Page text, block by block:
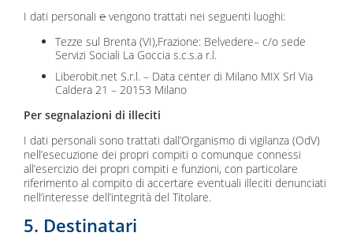
I dati personalievengono trattati nei seguenti luoghi:
Tezze sul Brenta (VI),Frazione: Belvedere– c/o sede
Servizi Sociali La Goccia s.c.s.a r.l.
Liberobit.net S.r.l. – Data center di Milano MIX Srl Via
Caldera 21 – 20153 Milano
Per segnalazioni di illeciti
I dati personali sono trattati dall’Organismo di vigilanza (OdV)
nell’esecuzione dei propri compiti o comunque connessi
all’esercizio dei propri compiti e funzioni, con particolare
riferimento al compito di accertare eventuali illeciti denunciati
nell’interesse dell’integrità del Titolare.
5. Destinatari